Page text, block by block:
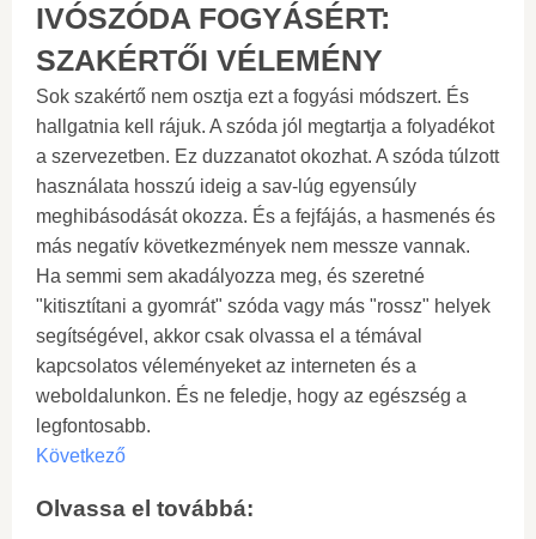
IVÓSZÓDA FOGYÁSÉRT:
SZAKÉRTŐI VÉLEMÉNY
Sok szakértő nem osztja ezt a fogyási módszert. És
hallgatnia kell rájuk. A szóda jól megtartja a folyadékot
a szervezetben. Ez duzzanatot okozhat. A szóda túlzott
használata hosszú ideig a sav-lúg egyensúly
meghibásodását okozza. És a fejfájás, a hasmenés és
más negatív következmények nem messze vannak.
Ha semmi sem akadályozza meg, és szeretné
"kitisztítani a gyomrát" szóda vagy más "rossz" helyek
segítségével, akkor csak olvassa el a témával
kapcsolatos véleményeket az interneten és a
weboldalunkon. És ne feledje, hogy az egészség a
legfontosabb.
Következő
Olvassa el továbbá: